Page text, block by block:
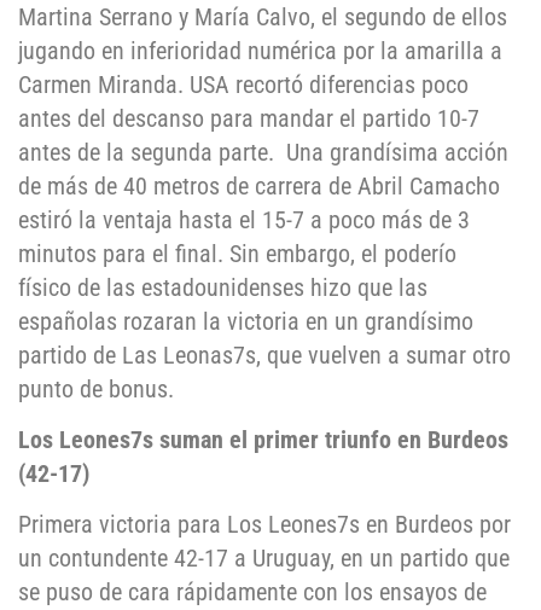
Martina Serrano y María Calvo, el segundo de ellos
jugando en inferioridad numérica por la amarilla a
Carmen Miranda. USA recortó diferencias poco
antes del descanso para mandar el partido 10-7
antes de la segunda parte. Una grandísima acción
de más de 40 metros de carrera de Abril Camacho
estiró la ventaja hasta el 15-7 a poco más de 3
minutos para el final. Sin embargo, el poderío
físico de las estadounidenses hizo que las
españolas rozaran la victoria en un grandísimo
partido de Las Leonas7s, que vuelven a sumar otro
punto de bonus.
Los Leones7s suman el primer triunfo en Burdeos
(42-17)
Primera victoria para Los Leones7s en Burdeos por
un contundente 42-17 a Uruguay, en un partido que
se puso de cara rápidamente con los ensayos de